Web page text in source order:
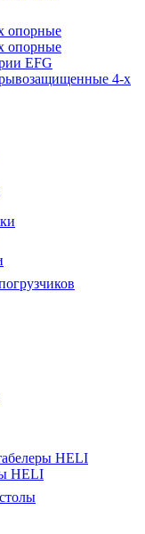
опорные
опорные
EFG
4-х
HELI
HELI